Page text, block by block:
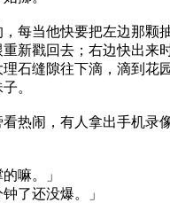
每当他快要把左边那颗
新戳回去；右边快出来
石缝隙往下滴，滴到花
。
热闹，有人拿出手机录
嘛。」
了还没爆。」